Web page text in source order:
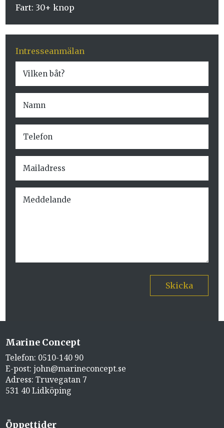
Fart: 30+ knop
Intresseanmälan
Skicka
Marine Concept
Telefon: 0510-140 90
E-post:john@marineconcept.se
Adress: Truvegatan 7
531 40 Lidköping
Öppettider